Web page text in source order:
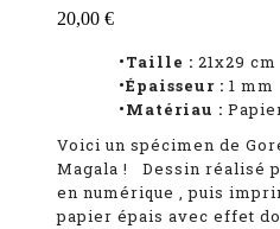
20,00 €
•Taille : 21x29 cm
•Épaisseur : 1 mm
•Matériau :
Voici un spécimen de
Magala !
Dessin réalisé
en numérique , puis
papier épais avec effet